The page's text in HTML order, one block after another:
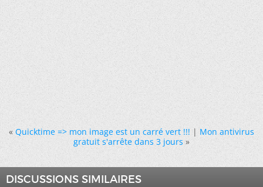
« Quicktime => mon image est un carré vert !!!|Mon antivirus
gratuit s'arrête dans 3 jours »
DISCUSSIONS SIMILAIRES